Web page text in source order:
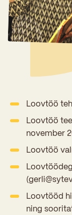
Loovtöö
Loovtöö
november
Loovtöö
Loovtööd
ning